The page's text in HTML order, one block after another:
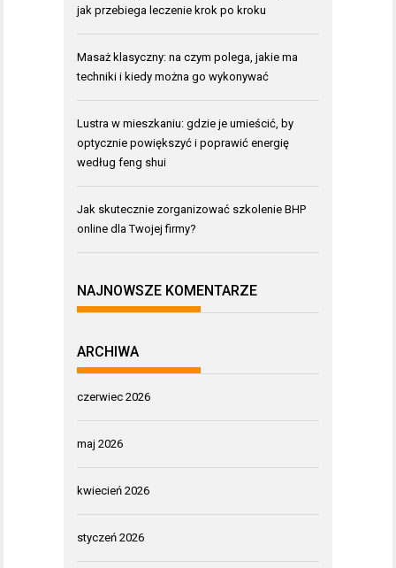
jak przebiega leczenie krok po kroku
Masaż klasyczny: na czym polega, jakie ma
techniki i kiedy można go wykonywać
Lustra w mieszkaniu: gdzie je umieścić, by
optycznie powiększyć i poprawić energię
według feng shui
Jak skutecznie zorganizować szkolenie BHP
online dla Twojej firmy?
NAJNOWSZE KOMENTARZE
ARCHIWA
czerwiec 2026
maj 2026
kwiecień 2026
styczeń 2026